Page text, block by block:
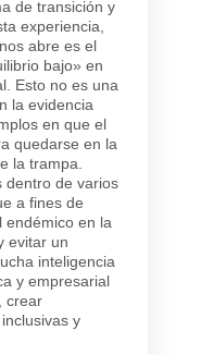
de transición y
experiencia,
abre es el
bajo» en
. Esto no es una
la evidencia
en que el
quedarse en la
la trampa.
dentro de varios
a fines de
endémico en la
evitar un
inteligencia
y empresarial
crear
y